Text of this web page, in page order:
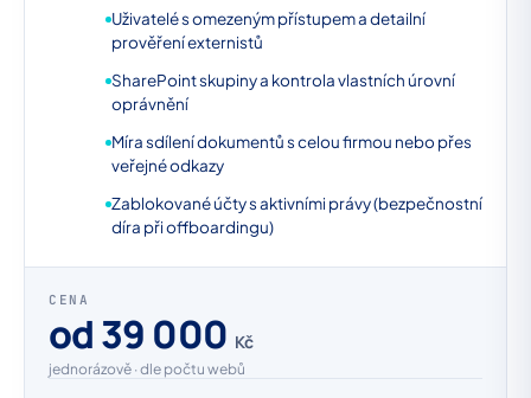
Uživatelé s omezeným přístupem a detailní
prověření externistů
SharePoint skupiny a kontrola vlastních úrovní
oprávnění
Míra sdílení dokumentů s celou firmou nebo přes
veřejné odkazy
Zablokované účty s aktivními právy (bezpečnostní
díra při offboardingu)
CENA
od 39 000 Kč
jednorázově · dle počtu webů